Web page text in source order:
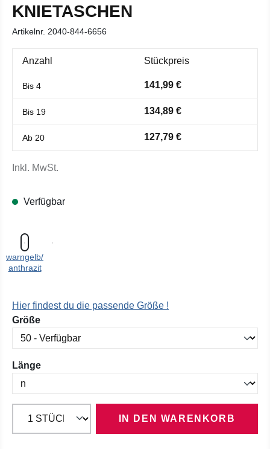
KNIETASCHEN
Artikelnr. 2040-844-6656
Anzahl Stückpreis
Bis 4 141,99 €
Bis 19 134,89 €
Ab 20 127,79 €
Inkl. MwSt.
Verfügbar
warngelb/
anthrazit
Hier findest du die passende Größe !
Größeauswählen
Längeauswählen
IN DEN WARENKORB